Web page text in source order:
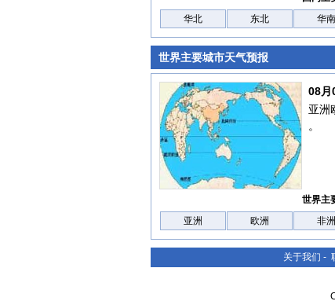
华北
东北 华南
世界主要城市天气预报
08月
亚洲
。
世界主
亚洲
欧洲 非洲
关于我们 -